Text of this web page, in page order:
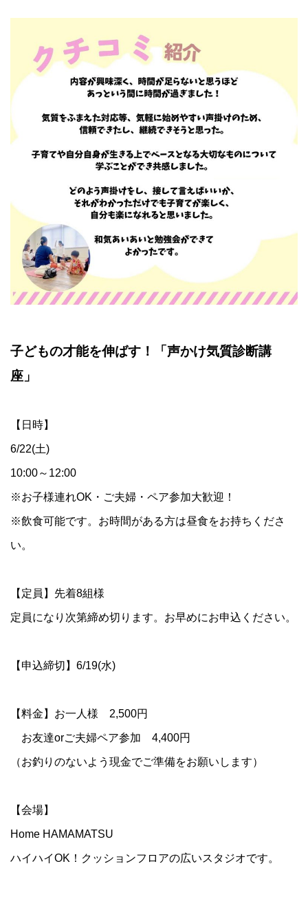
子どもの才能を伸ばす！
「声かけ気質診断講
座」
【日時】
6/22(土)
10:00～12:00
※お子様連れOK・ご夫婦・ペア参加大歓迎！
※飲食可能です。お時間がある方は昼食をお持ちくださ
い。
【定員】先着8組様
定員になり次第締め切ります。お早めにお申込ください。
【申込締切】6/19(水)
【料金】お一人様 2,500円
お友達orご夫婦ペア参加 4,400円
（お釣りのないよう現金でご準備をお願いします）
【会場】
Home HAMAMATSU
ハイハイOK！クッションフロアの広いスタジオです。